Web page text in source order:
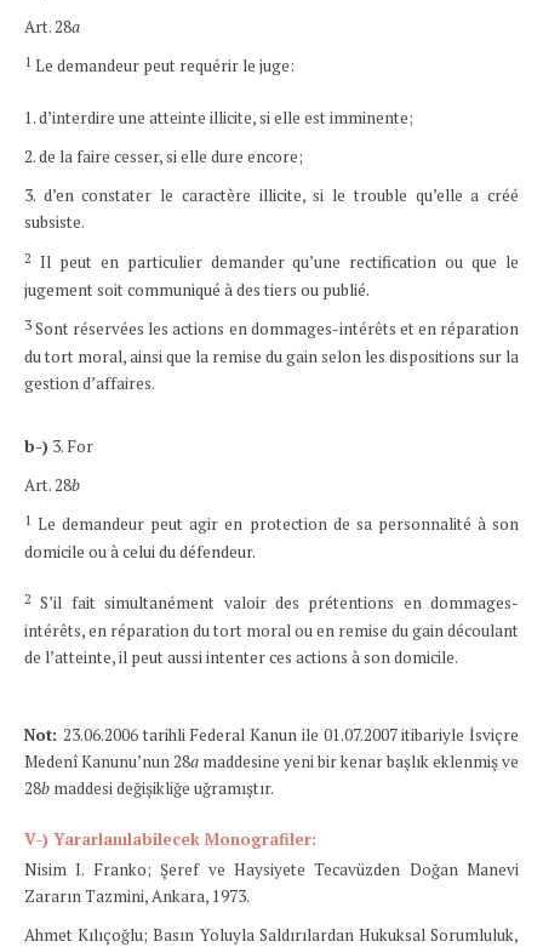
Art. 28a
1 Le demandeur peut requérir le juge:
1. d’interdire une atteinte illicite, si elle est imminente;
2. de la faire cesser, si elle dure encore;
3. d’en constater le caractère illicite, si le trouble qu’elle a créé
subsiste.
2 Il peut en particulier demander qu’une rectification ou que le
jugement soit communiqué à des tiers ou publié.
3 Sont réservées les actions en dommages-intérêts et en réparation
du tort moral, ainsi que la remise du gain selon les dispositions sur la
gestion d’affaires.
b-) 3. For
Art. 28b
1 Le demandeur peut agir en protection de sa personnalité à son
domicile ou à celui du défendeur.
2 S’il fait simultanément valoir des prétentions en dommages-
intérêts, en réparation du tort moral ou en remise du gain découlant
de l’atteinte, il peut aussi intenter ces actions à son domicile.
Not: 23.06.2006 tarihli Federal Kanun ile 01.07.2007 itibariyle İsviçre
Medenî Kanunu’nun 28a maddesine yeni bir kenar başlık eklenmiş ve
28b maddesi değişikliğe uğramıştır.
V-) Yararlanılabilecek Monografiler:
Nisim I. Franko; Şeref ve Haysiyete Tecavüzden Doğan Manevi
Zararın Tazmini, Ankara, 1973.
Ahmet Kılıçoğlu; Basın Yoluyla Saldırılardan Hukuksal Sorumluluk,